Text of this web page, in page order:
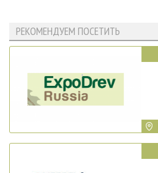
РЕКОМЕНДУЕМ ПОСЕТИТЬ